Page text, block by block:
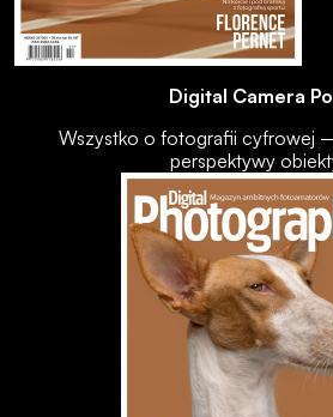
Digital Camera
Wszystko o fotografii cyfrowej
perspektywy